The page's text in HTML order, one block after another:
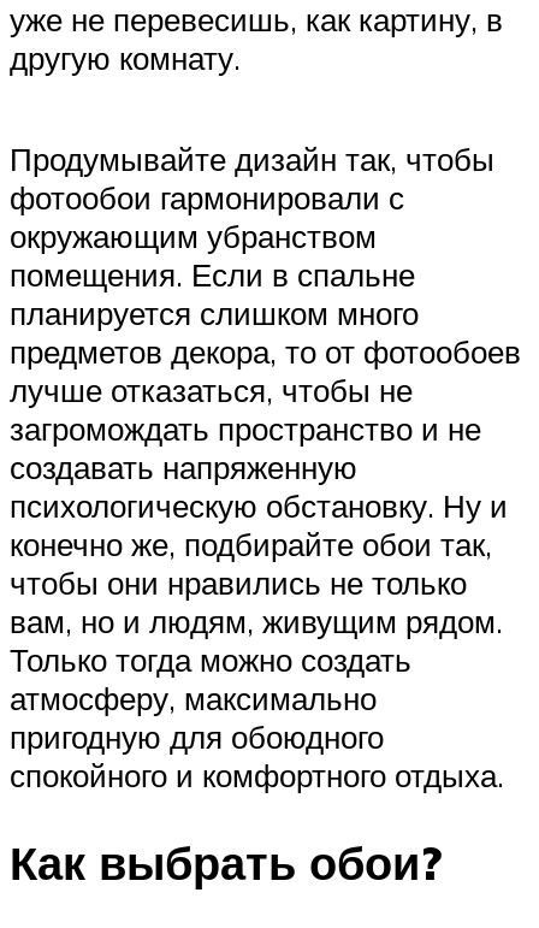
уже не перевесишь, как картину, в
другую комнату.
Продумывайте дизайн так, чтобы
фотообои гармонировали с
окружающим убранством
помещения. Если в спальне
планируется слишком много
предметов декора, то от фотообоев
лучше отказаться, чтобы не
загромождать пространство и не
создавать напряженную
психологическую обстановку. Ну и
конечно же, подбирайте обои так,
чтобы они нравились не только
вам, но и людям, живущим рядом.
Только тогда можно создать
атмосферу, максимально
пригодную для обоюдного
спокойного и комфортного отдыха.
Как выбрать обои?